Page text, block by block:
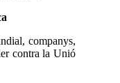
companys,
contra la Unió